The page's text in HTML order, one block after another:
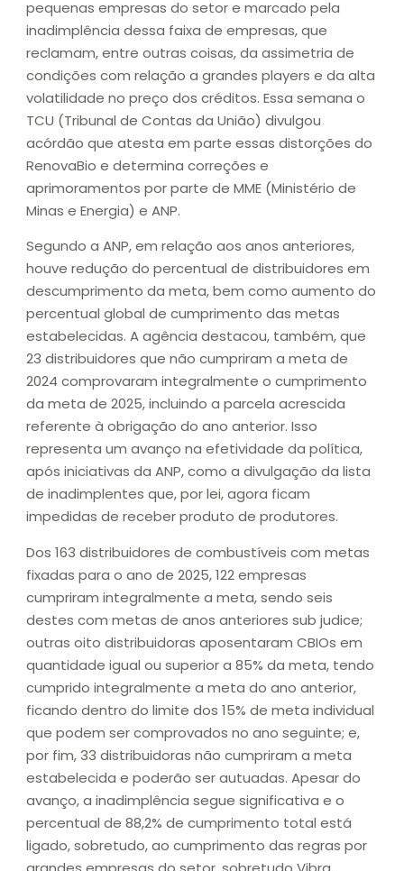
pequenas empresas do setor e marcado pela
inadimplência dessa faixa de empresas, que
reclamam, entre outras coisas, da assimetria de
condições com relação a grandes players e da alta
volatilidade no preço dos créditos. Essa semana o
TCU (Tribunal de Contas da União) divulgou
acórdão que atesta em parte essas distorções do
RenovaBio e determina correções e
aprimoramentos por parte de MME (Ministério de
Minas e Energia) e ANP.
Segundo a ANP, em relação aos anos anteriores,
houve redução do percentual de distribuidores em
descumprimento da meta, bem como aumento do
percentual global de cumprimento das metas
estabelecidas. A agência destacou, também, que
23 distribuidores que não cumpriram a meta de
2024 comprovaram integralmente o cumprimento
da meta de 2025, incluindo a parcela acrescida
referente à obrigação do ano anterior. Isso
representa um avanço na efetividade da política,
após iniciativas da ANP, como a divulgação da lista
de inadimplentes que, por lei, agora ficam
impedidas de receber produto de produtores.
Dos 163 distribuidores de combustíveis com metas
fixadas para o ano de 2025, 122 empresas
cumpriram integralmente a meta, sendo seis
destes com metas de anos anteriores sub judice;
outras oito distribuidoras aposentaram CBIOs em
quantidade igual ou superior a 85% da meta, tendo
cumprido integralmente a meta do ano anterior,
ficando dentro do limite dos 15% de meta individual
que podem ser comprovados no ano seguinte; e,
por fim, 33 distribuidoras não cumpriram a meta
estabelecida e poderão ser autuadas. Apesar do
avanço, a inadimplência segue significativa e o
percentual de 88,2% de cumprimento total está
ligado, sobretudo, ao cumprimento das regras por